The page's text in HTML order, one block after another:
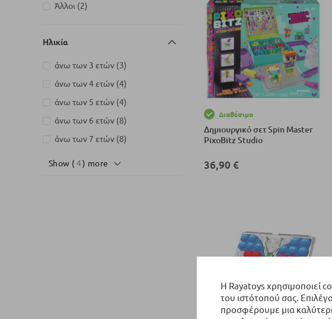
Η Rayatoys χρησιμοποιεί
του ιστότοπού σας.
προσφέρουμε μια
Διαθέσιμο
Δημιουργικό σετ Spin Master
PixoBitz Studio
36,90 €
Άλλοι
2
στοιχεία
Ηλικία
άνω των 3 ετών 3
στοιχεία
άνω των 4 ετών 4
στοιχεία
άνω των 5 ετών 4
στοιχεία
άνω των 6 ετών 8
στοιχεία
άνω των 7 ετών 8
στοιχεία
Show (4) more